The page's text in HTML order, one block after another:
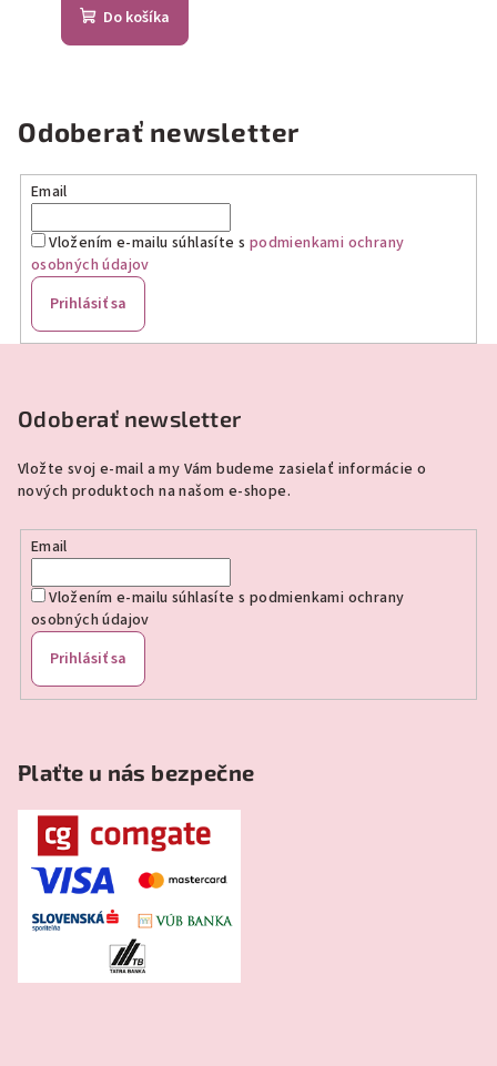
Do košíka
Odoberať newsletter
Email
Vložením e-mailu súhlasíte s podmienkami ochrany
osobných údajov
Prihlásiť sa
Odoberať newsletter
Vložte svoj e-mail a my Vám budeme zasielať informácie o
nových produktoch na našom e-shope.
Email
Vložením e-mailu súhlasíte s podmienkami ochrany
osobných údajov
Prihlásiť sa
Plaťte u nás bezpečne